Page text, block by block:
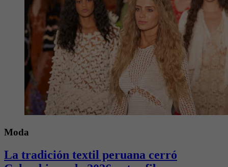
Moda
La tradición textil peruana cerró